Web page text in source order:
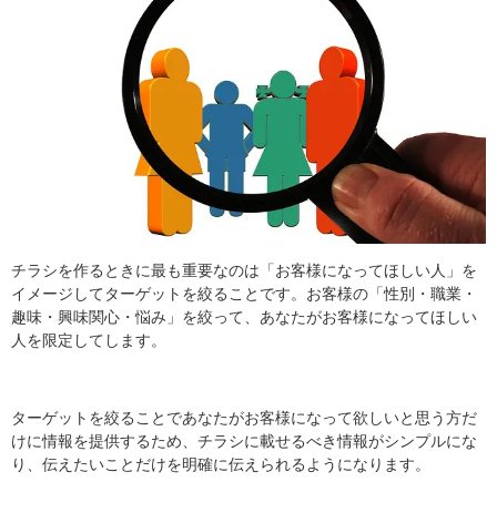
チラシを作るときに最も重要なのは「お客様になってほしい人」を
イメージしてターゲットを絞ることです。お客様の「性別・職業・
趣味・興味関心・悩み」を絞って、あなたがお客様になってほしい
人を限定してします。
ターゲットを絞ることであなたがお客様になって欲しいと思う方だ
けに情報を提供するため、チラシに載せるべき情報がシンプルにな
り、伝えたいことだけを明確に伝えられるようになります。